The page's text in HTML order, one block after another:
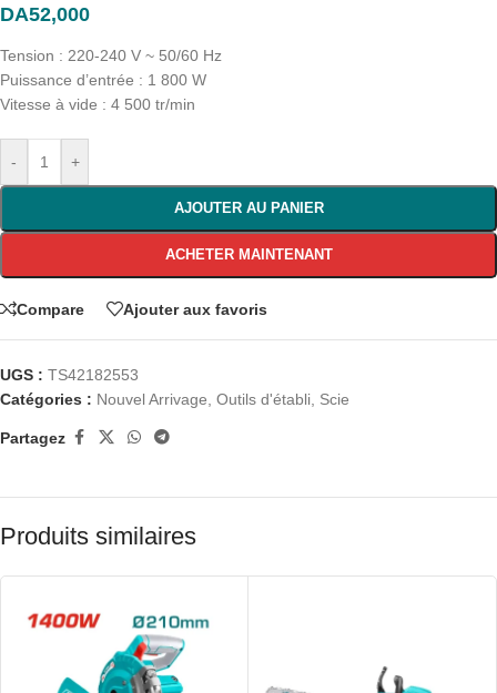
DA52,000
Tension : 220-240 V ~ 50/60 Hz
Puissance d’entrée : 1 800 W
Vitesse à vide : 4 500 tr/min
- +
AJOUTER AU PANIER
ACHETER MAINTENANT
Compare Ajouter aux favoris
UGS : TS42182553
Catégories : Nouvel Arrivage, Outils d'établi, Scie
Partagez
Produits similaires